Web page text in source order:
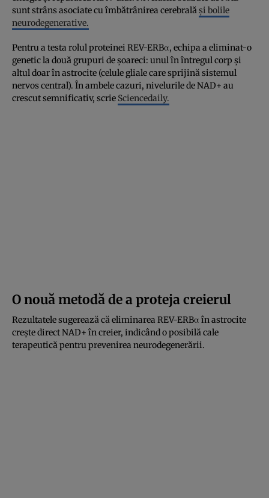
sunt strâns asociate cu îmbătrânirea cerebralăși bolile
neurodegenerative.
Pentru a testa rolul proteinei REV-ERBα, echipa a eliminat-o
genetic la două grupuri de șoareci: unul în întregul corp și
altul doar în astrocite (celule gliale care sprijină sistemul
nervos central). În ambele cazuri, nivelurile de NAD+ au
crescut semnificativ, scrie Sciencedaily.
O nouă metodă de a proteja creierul
Rezultatele sugerează că eliminarea REV-ERBα în astrocite
crește direct NAD+ în creier, indicând o posibilă cale
terapeutică pentru prevenirea neurodegenerării.